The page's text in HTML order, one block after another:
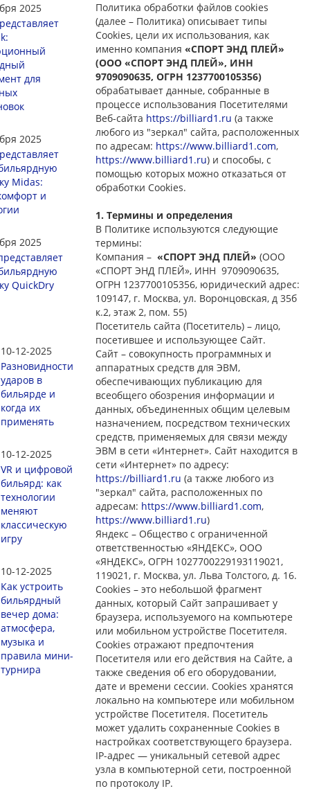
Политика обработки файлов cookies
(далее – Политика) описывает типы
Cookies, цели их использования, как
именно компания «СПОРТ ЭНД ПЛЕЙ»
(ООО «СПОРТ ЭНД ПЛЕЙ», ИНН
9709090635, ОГРН 1237700105356)
обрабатывает данные, собранные в
процессе использования Посетителями
Веб-сайта https://billiard1.ru (а также
любого из "зеркал" сайта, расположенных
по адресам: https://www.billiard1.com,
https://www.billiard1.ru) и способы, с
помощью которых можно отказаться от
обработки Cookies.
1. Термины и определения
В Политике используются следующие
термины:
Компания – «СПОРТ ЭНД ПЛЕЙ» (ООО
«СПОРТ ЭНД ПЛЕЙ», ИНН 9709090635,
ОГРН 1237700105356, юридический адрес:
109147, г. Москва, ул. Воронцовская, д 35б
к.2, этаж 2, пом. 55)
Посетитель сайта (Посетитель) – лицо,
посетившее и использующее Сайт.
Сайт – совокупность программных и
аппаратных средств для ЭВМ,
обеспечивающих публикацию для
всеобщего обозрения информации и
данных, объединенных общим целевым
назначением, посредством технических
средств, применяемых для связи между
ЭВМ в сети «Интернет». Сайт находится в
сети «Интернет» по адресу:
https://billiard1.ru (а также любого из
"зеркал" сайта, расположенных по
адресам: https://www.billiard1.com,
https://www.billiard1.ru)
Яндекс – Общество с ограниченной
ответственностью «ЯНДЕКС», ООО
«ЯНДЕКС», ОГРН 1027700229193119021,
119021, г. Москва, ул. Льва Толстого, д. 16.
Cookies – это небольшой фрагмент
данных, который Сайт запрашивает у
браузера, используемого на компьютере
или мобильном устройстве Посетителя.
Cookies отражают предпочтения
Посетителя или его действия на Сайте, а
также сведения об его оборудовании,
дате и времени сессии. Сookies хранятся
локально на компьютере или мобильном
устройстве Посетителя. Посетитель
может удалить сохраненные Сookies в
настройках соответствующего браузера.
IP-адрес — уникальный сетевой адрес
узла в компьютерной сети, построенной
по протоколу IP.
2025
для
2025
Midas:
и
2025
QuickDry
10-12-2025
Разновидности
ударов в
бильярде и
когда их
применять
10-12-2025
VR и цифровой
бильярд: как
технологии
меняют
классическую
игру
10-12-2025
Как устроить
бильярдный
вечер дома:
атмосфера,
музыка и
правила мини-
турнира